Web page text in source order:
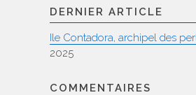
DERNIER ARTICLE
Ile Contadora, archipel des
2025
COMMENTAIRES